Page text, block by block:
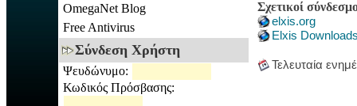
Σχετικοί
elxis.org
Elxis
Τελευταία
OmegaNet Blog
Free Antivirus
Σύνδεση Χρήστη
Ψευδώνυμο:
Κωδικός Πρόσβασης: